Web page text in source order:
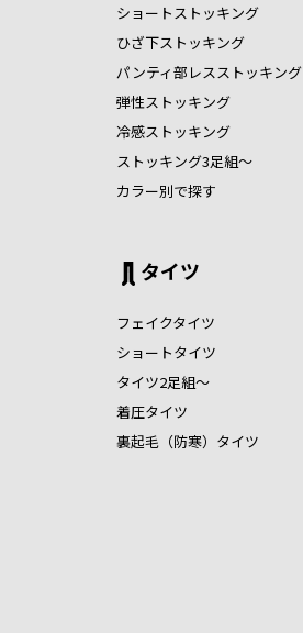
ショートストッキング
ひざ下ストッキング
パンティ部レスストッキング
弾性ストッキング
冷感ストッキング
ストッキング3足組～
カラー別で探す
タイツ
フェイクタイツ
ショートタイツ
タイツ2足組～
着圧タイツ
裏起毛（防寒）タイツ